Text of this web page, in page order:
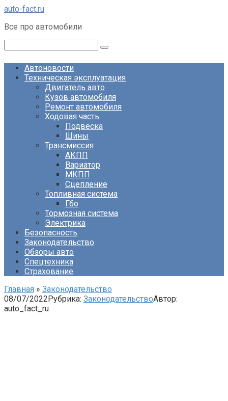
Перейти
контенту
auto-fact.ru
Все про автомобили
Автоновости
Техническая эксплуатация
Двигатель авто
Кузов автомобиля
Ремонт автомобиля
Ходовая часть
Подвеска
Шины
Трансмиссия
АКПП
Вариатор
МКПП
Сцепление
Топливная система
Гбо
Тормозная система
Электрика
Безопасность
Законодательство
Обзоры авто
Спецтехника
Страхование
Главная » Законодательство
08/07/2022Рубрика: ЗаконодательствоАвтор:
auto_fact_ru